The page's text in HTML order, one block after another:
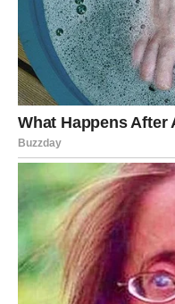
Dolazi emotivno
razumevanje i podršku.
i spremnije da planirate
Moguće je obnavljanje
faze odnosa.
Ako ste
Sudbina može doneti
neočekivano. Biće to
povezanosti. Nećete